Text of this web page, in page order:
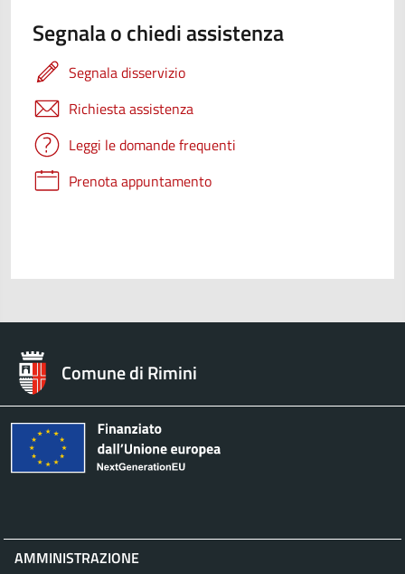
Segnala o chiedi assistenza
Segnala disservizio
Richiesta assistenza
Leggi le domande frequenti
Prenota appuntamento
Comune di Rimini
AMMINISTRAZIONE